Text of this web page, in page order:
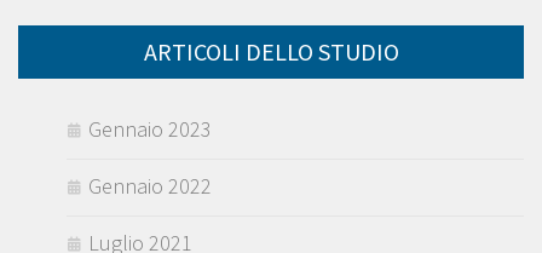
ARTICOLI DELLO STUDIO
Gennaio 2023
Gennaio 2022
Luglio 2021